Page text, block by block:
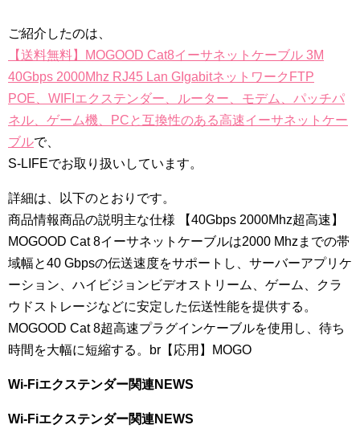
ご紹介したのは、
【送料無料】MOGOOD Cat8イーサネットケーブル 3M
40Gbps 2000Mhz RJ45 Lan GIgabitネットワークFTP
POE、WIFIエクステンダー、ルーター、モデム、パッチパ
ネル、ゲーム機、PCと互換性のある高速イーサネットケー
ブルで、
S-LIFEでお取り扱いしています。
詳細は、以下のとおりです。
商品情報商品の説明主な仕様 【40Gbps 2000Mhz超高速】
MOGOOD Cat 8イーサネットケーブルは2000 Mhzまでの帯
域幅と40 Gbpsの伝送速度をサポートし、サーバーアプリケ
ーション、ハイビジョンビデオストリーム、ゲーム、クラ
ウドストレージなどに安定した伝送性能を提供する。
MOGOOD Cat 8超高速プラグインケーブルを使用し、待ち
時間を大幅に短縮する。br【応用】MOGO
Wi-Fiエクステンダー関連NEWS
Wi-Fiエクステンダー関連NEWS